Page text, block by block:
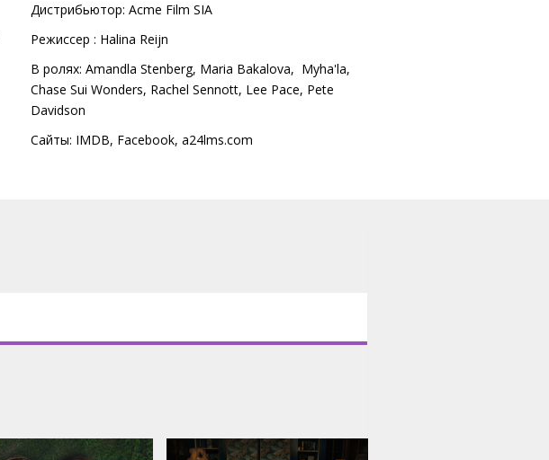
Дистрибьютор: Acme Film SIA
Pежиссер : Halina Reijn
В ролях: Amandla Stenberg, Maria Bakalova, Myha'la,
Chase Sui Wonders, Rachel Sennott, Lee Pace, Pete
Davidson
Сайты: IMDB, Facebook, a24films.com